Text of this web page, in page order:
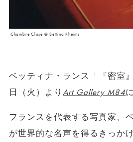
Chambre Close © Bettina Rheims
ベッティナ・ランス「『密室
日（火）より Art Gallery M84
フランスを代表する写真家、
が世界的な名声を得るきっか